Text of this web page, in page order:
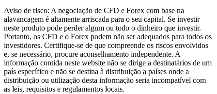
Aviso de risco: A negociação de CFD e Forex com base na
alavancagem é altamente arriscada para o seu capital. Se investir
neste produto pode perder algum ou todo o dinheiro que investir.
Portanto, os CFD e o Forex podem não ser adequados para todos os
investidores. Certifique-se de que compreende os riscos envolvidos
e, se necessário, procure aconselhamento independente. A
informação contida neste website não se dirige a destinatários de um
país específico e não se destina à distribuição a países onde a
distribuição ou utilização desta informação seria incompatível com
as leis, requisitos e regulamentos locais.